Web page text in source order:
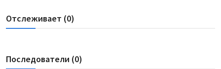
Отслеживает (0)
Последователи (0)